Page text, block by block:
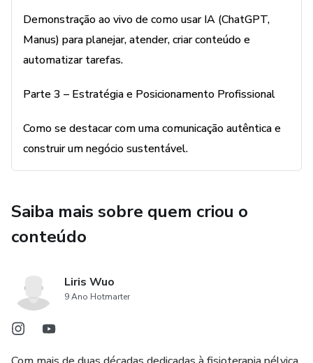
são exclusivos para quem adquirir aqui na Hotmart.
👉 Por R$ 39,90, você recebe:
estratégia nos seus atendimentos, organização e
divulgação.
Aprenda a comunicar com intenção, gerar valor com
autenticidade e transformar sua linguagem em conversão.
🎥 Gravação completa da aula do dia 05 de agosto
Para você rever com calma e aplicar tudo no seu tempo.
Demonstração ao vivo de como usar IA (ChatGPT,
Manus) para planejar, atender, criar conteúdo e
automatizar tarefas.
Parte 3 – Estratégia e Posicionamento Profissional
Como se destacar com uma comunicação autêntica e
construir um negócio sustentável.
Saiba mais sobre quem criou o
conteúdo
Liris Wuo
9 Ano Hotmarter